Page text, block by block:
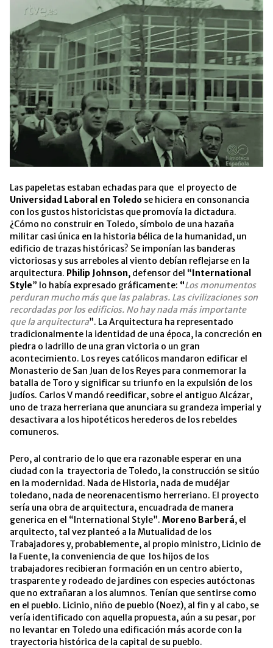
Las papeletas estaban echadas para que el proyecto de
Universidad Laboral en Toledo se hiciera en consonancia
con los gustos historicistas que promovía la dictadura.
¿Cómo no construir en Toledo, símbolo de una hazaña
militar casi única en la historia bélica de la humanidad, un
edificio de trazas históricas? Se imponían las banderas
victoriosas y sus arreboles al viento debían reflejarse en la
arquitectura. Philip Johnson, defensor del “International
Style” lo había expresado gráficamente: “Los monumentos
perduran mucho más que las palabras. Las civilizaciones son
recordadas por los edificios. No hay nada más importante
que la arquitectura”. La Arquitectura ha representado
tradicionalmente la identidad de una época, la concreción en
piedra o ladrillo de una gran victoria o un gran
acontecimiento. Los reyes católicos mandaron edificar el
Monasterio de San Juan de los Reyes para conmemorar la
batalla de Toro y significar su triunfo en la expulsión de los
judíos. Carlos V mandó reedificar, sobre el antiguo Alcázar,
uno de traza herreriana que anunciara su grandeza imperial y
desactivara a los hipotéticos herederos de los rebeldes
comuneros.
Pero, al contrario de lo que era razonable esperar en una
ciudad con la trayectoria de Toledo, la construcción se sitúo
en la modernidad. Nada de Historia, nada de mudéjar
toledano, nada de neorenacentismo herreriano. El proyecto
sería una obra de arquitectura, encuadrada de manera
generica en el “International Style”. Moreno Barberá, el
arquitecto, tal vez planteó a la Mutualidad de los
Trabajadores y, probablemente, al propio ministro, Licinio de
la Fuente, la conveniencia de que los hijos de los
trabajadores recibieran formación en un centro abierto,
trasparente y rodeado de jardines con especies autóctonas
que no extrañaran a los alumnos. Tenían que sentirse como
en el pueblo. Licinio, niño de pueblo (Noez), al fin y al cabo, se
vería identificado con aquella propuesta, aún a su pesar, por
no levantar en Toledo una edificación más acorde con la
trayectoria histórica de la capital de su pueblo.